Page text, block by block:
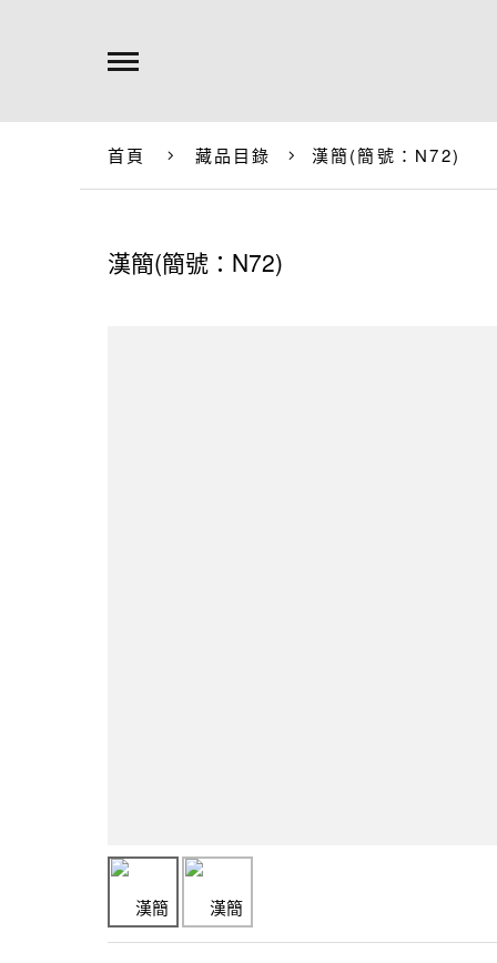
首頁 藏品目錄 漢簡(簡號：N72)
漢簡(簡號：N72)